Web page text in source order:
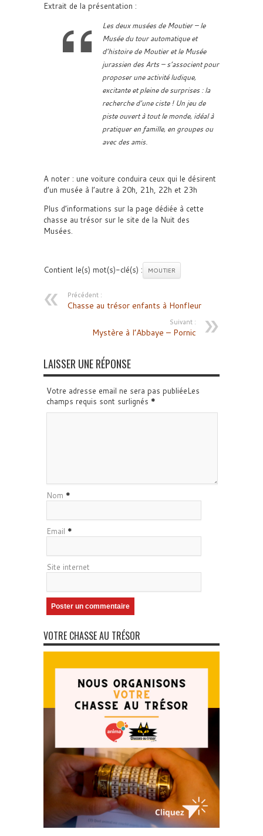
Extrait de la présentation :
Les deux musées de Moutier – le
Musée du tour automatique et
d’histoire de Moutier et le Musée
jurassien des Arts – s’associent pour
proposer une activité ludique,
excitante et pleine de surprises : la
recherche d’une ciste ! Un jeu de
piste ouvert à tout le monde, idéal à
pratiquer en famille, en groupes ou
avec des amis.
A noter : une voiture conduira ceux qui le désirent
d’un musée à l’autre à 20h, 21h, 22h et 23h
Plus d’informations sur la page dédiée à cette
chasse au trésor sur le site de la Nuit des
Musées.
Contient le(s) mot(s)-clé(s) : MOUTIER
Précédent :
Chasse au trésor enfants à Honfleur
Suivant :
Mystère à l’Abbaye – Pornic
LAISSER UNE RÉPONSE
Votre adresse email ne sera pas publiéeLes
champs requis sont surlignés *
Nom *
Email *
Site internet
VOTRE CHASSE AU TRÉSOR